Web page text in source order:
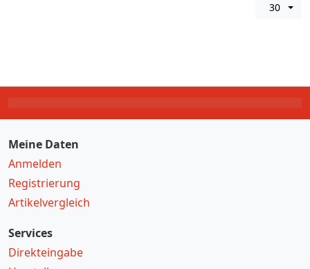
30
Meine Daten
Anmelden
Registrierung
Artikelvergleich
Services
Direkteingabe